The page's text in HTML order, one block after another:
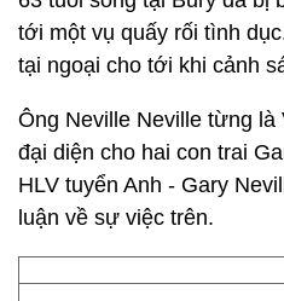
tới một vụ quấy rối tình
tại ngoại cho tới khi cảnh
Ông Neville Neville từng
đại diện cho hai con trai
HLV tuyển Anh - Gary
luận về sự việc trên.